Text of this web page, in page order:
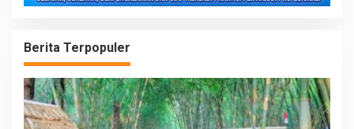
Berita Terpopuler